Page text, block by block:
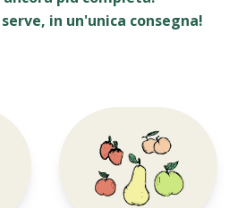
in un'unica consegna!